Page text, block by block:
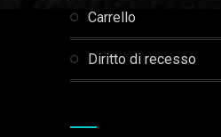
carrello
diritto di recesso